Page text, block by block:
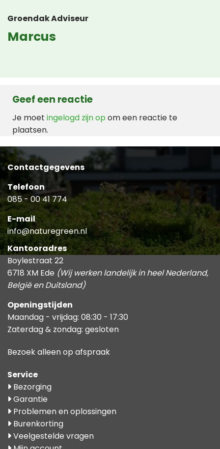
Groendak Adviseur
Marcus
Geef een reactie
Je moet ingelogd zijn op om een reactie te
plaatsen.
Contactgegevens
Telefoon
085 - 00 41 774
E-mail
info@naturegreen.nl
Kantooradres
Boylestraat 22
6718 XM Ede (Wij werken landelijk in heel Nederland,
België en Duitsland)
Openingstijden
Maandag - vrijdag: 08:30 - 17:30
Zaterdag & zondag: gesloten
Bezoek alleen op afspraak
Service
Bezorging
Garantie
Problemen en oplossingen
Burenkorting
Veelgestelde vragen